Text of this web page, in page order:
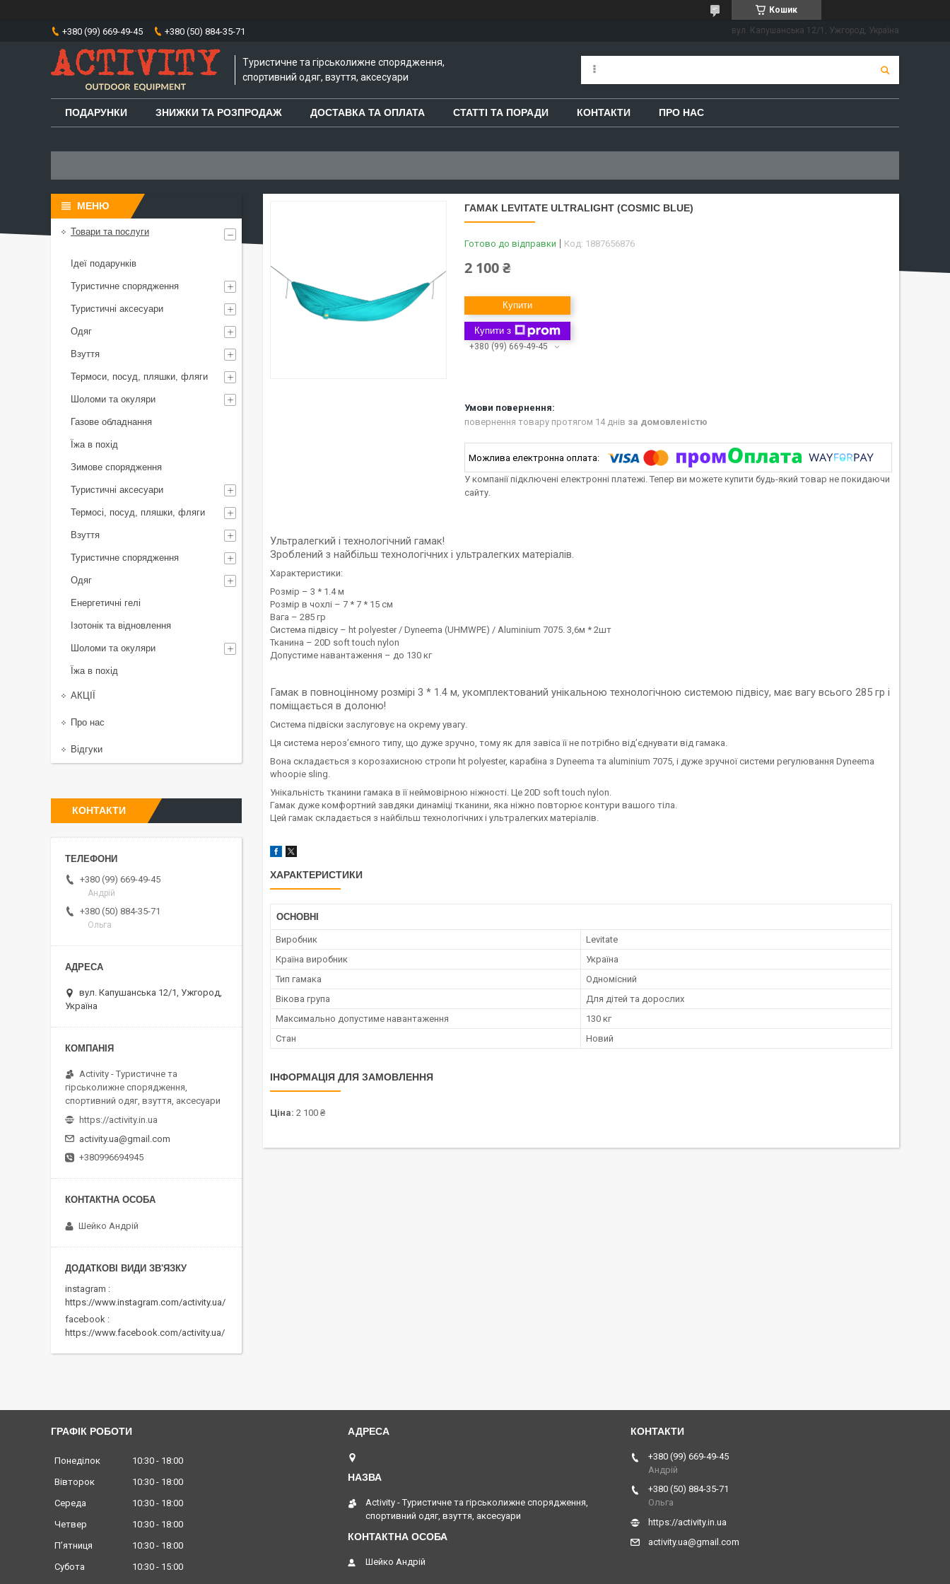
Кошик
+380 (99) 669-49-45 +380 (50) 884-35-71 вул. Капушанська 12/1, Ужгород, Україна
Туристичне та гірськолижне спорядження,
спортивний одяг, взуття, аксесуари
ПОДАРУНКИ ЗНИЖКИ ТА РОЗПРОДАЖ ДОСТАВКА ТА ОПЛАТА СТАТТІ ТА ПОРАДИ КОНТАКТИ ПРО НАС
ГАМАК LEVITATE ULTRALIGHT (COSMIC BLUE)
Готово до відправки Код: 1887656876
2 100 ₴
Купити
Купити з
+380 (99) 669-49-45
повернення товару протягом 14 днів за домовленістю
У компанії підключені електронні платежі. Тепер ви можете купити будь-який товар не покидаючи
сайту.
Ультралегкий і технологічний гамак!
Зроблений з найбільш технологічних і ультралегких матеріалів.
Характеристики:
Розмір – 3 * 1.4 м
Розмір в чохлі – 7 * 7 * 15 см
Вага – 285 гр
Система підвісу – ht polyester / Dyneema (UHMWPE) / Aluminium 7075. 3,6м * 2шт
Тканина – 20D soft touch nylon
Допустиме навантаження – до 130 кг
Гамак в повноцінному розмірі 3 * 1.4 м, укомплектований унікальною технологічною системою підвісу, має вагу всього 285 гр і
поміщається в долоню!
Система підвіски заслуговує на окрему увагу. ⠀
Ця система нероз’ємного типу, що дуже зручно, тому як для завіса її не потрібно від’єднувати від гамака.
Вона складається з корозахисною стропи ht polyester, карабіна з Dyneema та aluminium 7075, і дуже зручної системи регулювання Dyneema
whoopie sling.
Унікальність тканини гамака в її неймовірною ніжності. Це 20D soft touch nylon.
Гамак дуже комфортний завдяки динаміці тканини, яка ніжно повторює контури вашого тіла.
Цей гамак складається з найбільш технологічних і ультралегких матеріалів.
ХАРАКТЕРИСТИКИ
ОСНОВНІ
Виробник
Levitate
Країна виробник
Україна
Тип гамака
Одномісний
Вікова група
Для дітей та дорослих
Максимально допустиме навантаження
130 кг
Стан
Новий
ІНФОРМАЦІЯ ДЛЯ ЗАМОВЛЕННЯ
Ціна: 2 100 ₴
Товари та послуги
Ідеї подарунків
Туристичне спорядження
Туристичні аксесуари
Одяг
Взуття
Термоси, посуд, пляшки, фляги
Шоломи та окуляри
Газове обладнання
Їжа в похід
Зимове спорядження
Туристичні аксесуари
Термосі, посуд, пляшки, фляги
Взуття
Туристичне спорядження
Одяг
Енергетичні гелі
Ізотонік та відновлення
Шоломи та окуляри
Їжа в похід
АКЦІЇ
Про нас
Відгуки
КОНТАКТИ
+380 (99) 669-49-45
Андрій
+380 (50) 884-35-71
Ольга
вул. Капушанська 12/1, Ужгород,
Україна
Activity - Туристичне та
гірськолижне спорядження,
спортивний одяг, взуття, аксесуари
https://activity.in.ua
activity.ua@gmail.com
+380996694945
Шейко Андрій
instagram
https://www.instagram.com/activity.ua/
facebook
https://www.facebook.com/activity.ua/
ГРАФІК РОБОТИ
Понеділок 10:30
18:00
Вівторок
10:30
18:00
Середа
10:30
18:00
Четвер
10:30
18:00
Пʼятниця
10:30
18:00
Субота
10:30
15:00
Activity - Туристичне та гірськолижне спорядження,
спортивний одяг, взуття, аксесуари
Шейко Андрій
+380 (99) 669-49-45
Андрій
+380 (50) 884-35-71
Ольга
https://activity.in.ua
activity.ua@gmail.com